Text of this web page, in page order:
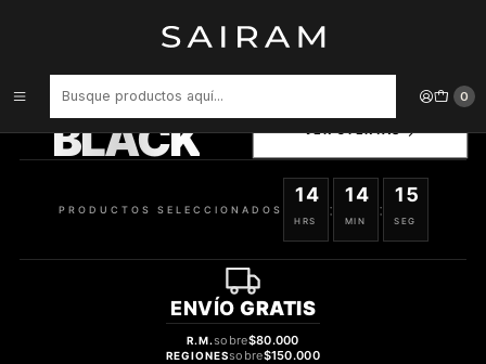
0
PERFUME SPIRITICA LEONARDA UNISEX EXTRACTO 50 ML
BLACK
SELECCIONADOS
PRODUCTOS SELECCIONADOS
14
HRS
:
14
MIN
:
14
SEG
ENVÍO GRATIS
R.M.sobre$80.000
REGIONESsobre$150.000